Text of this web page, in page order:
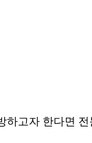
하고자 한다면 전